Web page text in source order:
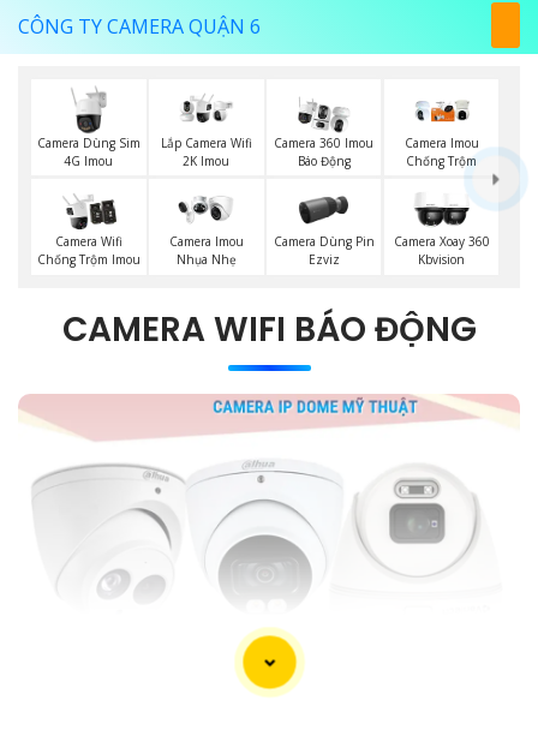
CÔNG TY CAMERA QUẬN 6
Camera Dùng Sim
4G Imou
Lắp Camera Wifi
2K Imou
Camera 360 Imou
Báo Động
Camera Imou
Chống Trộm
Camera Wifi
Chống Trộm Imou
Camera Imou
Nhụa Nhẹ
Camera Dùng Pin
Ezviz
Camera Xoay 360
Kbvision
CAMERA WIFI BÁO ĐỘNG